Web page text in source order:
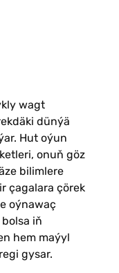
wagt
dünýä
Hut oýun
onuň göz
bilimlere
çagalara çörek
oýnawaç
iň
hem maýyl
gysar.